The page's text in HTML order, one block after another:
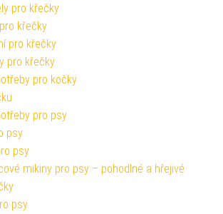
pro křečky
křečky
pro křečky
pro křečky
pro kočky
pro psy
psy
psy
mikiny pro psy – pohodlné a hřejivé
psy